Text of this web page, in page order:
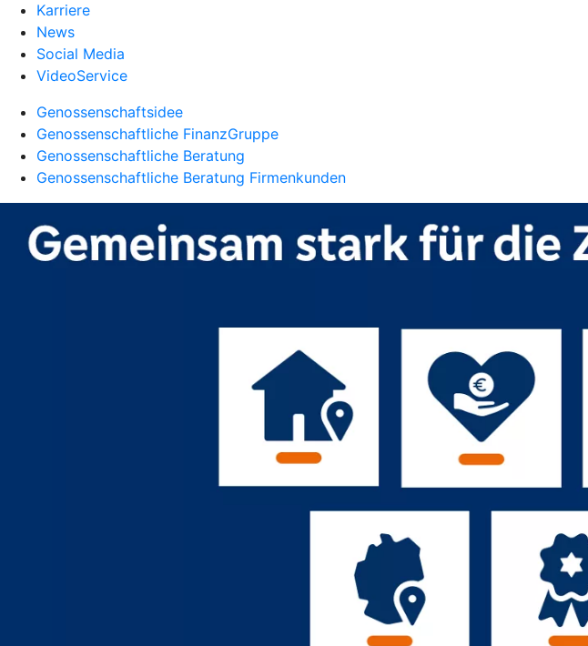
Karriere
News
Social Media
VideoService
Genossenschaftsidee
Genossenschaftliche FinanzGruppe
Genossenschaftliche Beratung
Genossenschaftliche Beratung Firmenkunden